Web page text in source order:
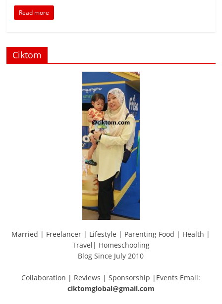
Read more
Ciktom
Married | Freelancer | Lifestyle | Parenting Food | Health |
Travel| Homeschooling
Blog Since July 2010
Collaboration | Reviews | Sponsorship |Events Email:
ciktomglobal@gmail.com